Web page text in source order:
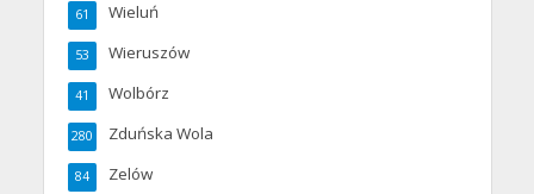
Wieluń
61
Wieruszów
53
Wolbórz
41
Zduńska Wola
280
Zelów
84